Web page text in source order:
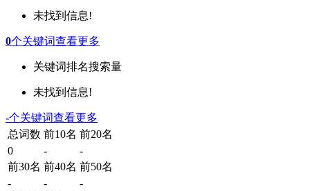
未找到信息!
0个关键词查看更多
关键词排名搜索量
未找到信息!
-个关键词查看更多
总词数 前10名 前20名
0
-
-
前30名 前40名 前50名
-
-
-